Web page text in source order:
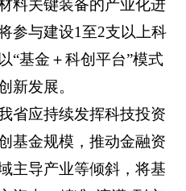
料关键装备的产业化进
参与建设1至2支以上科
“基金＋科创平台”模式
新发展。
省应持续发挥科技投资
基金规模，推动金融资
主导产业等倾斜，将基